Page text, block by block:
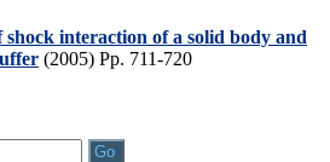
shock interaction of a solid body and
(2005) Pp. 711-720